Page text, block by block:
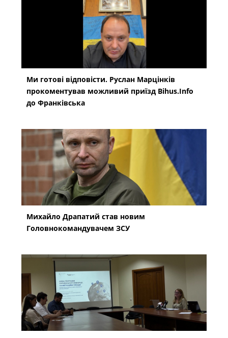
Ми готові відповісти. Руслан Марцінків
прокоментував можливий приїзд Bihus.Info
до Франківська
Михайло Драпатий став новим
Головнокомандувачем ЗСУ